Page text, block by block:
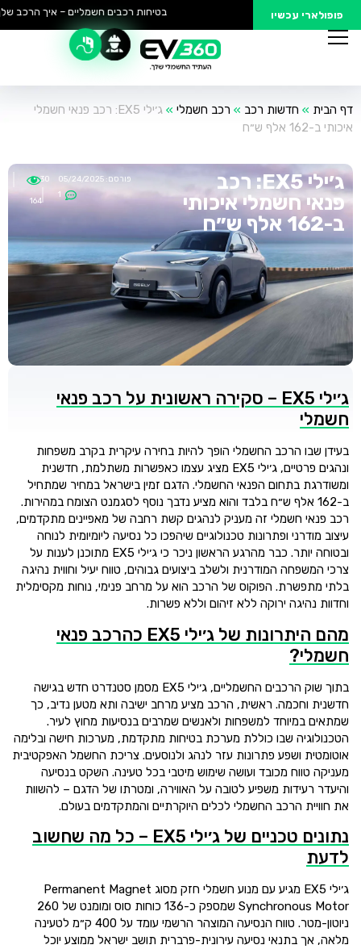
פופולארי עכשיו בטיחות רכבים חשמליים – איך הרכב
דף הבית » חדשות רכב » רכב חשמלי »
ג׳ילי EX5: רכב פנאי חשמלי
איכותי ב-162 אלף ש״ח
ג׳ילי EX5: רכב
פנאי חשמלי איכותי
ב-162 אלף ש״ח
פורסם: 05/24/2025
18:30
1
164
ג׳ילי EX5 – סקירה ראשונית על רכב פנאי
חשמלי
בעידן שבו הרכב החשמלי הופך להיות בחירה עיקרית בקרב משפחות
ונהגים פרטיים, ג׳ילי EX5 מציג עצמו כאפשרות משתלמת, חדשנית
ומשודרגת בתחום הפנאי החשמלי. הדגם זמין בישראל במחיר שמתחיל
ב-162 אלף ש״ח בלבד והוא מציע נדבך נוסף לסגמנט הצומח במהירות.
רכב פנאי חשמלי זה מעניק לנהגים קשת רחבה של מאפיינים מתקדמים,
עיצוב מודרני ופתרונות טכנולוגיים שיהפכו כל נסיעה ליומיומית לנוחה
ובטוחה יותר. כבר מהרגע הראשון ניכר כי ג׳ילי EX5 מתוכנן לענות על
צרכי המשפחה המודרנית ולשלב ביצועים גבוהים, טווח יעיל וחווית נהיגה
בלתי מתפשרת. הפוקוס של הרכב הוא על מרחב פנימי, נוחות מקסימלית
וחדוות נהיגה ירוקה ללא זיהום וללא פשרות.
מהם היתרונות של ג׳ילי EX5 כהרכב פנאי
חשמלי?
בתוך שוק הרכבים החשמליים, ג׳ילי EX5 מסמן סטנדרט חדש בגישה
חדשנית וחכמה. ראשית, הרכב מציע מרחב ישיבה ותא מטען נדיב, כך
שמתאים במיוחד למשפחות ולאנשים שמרבים בנסיעות מחוץ לעיר.
הטכנולוגיה שבו כוללת מערכת בטיחות מתקדמת, מערכות חישה ובלימה
אוטומטית ושפע פתרונות עזר לנהג ולנוסעים. צריכת החשמל האפקטיבית
מעניקה טווח מכובד ועושה שימוש מיטבי בכל טעינה. השקט בנסיעה
והיעדר רעידות משפיע לטובה על האווירה, ומטרתו של הדגם – להשוות
את חוויית הרכב החשמלי לכלים היוקרתיים והמתקדמים בעולם.
נתונים טכניים של ג׳ילי EX5 – כל מה שחשוב
לדעת
ג׳ילי EX5 מגיע עם מנוע חשמלי חזק מסוג Permanent Magnet
Synchronous Motor שמספק כ-136 כוחות סוס ומומנט של 260
ניוטון-מטר. טווח הנסיעה המוצהר הרשמי עומד על 400 ק״מ לטעינה
מלאה, אך בתנאי נסיעה עירונית-פרברית תושב ישראל ממוצע יוכל